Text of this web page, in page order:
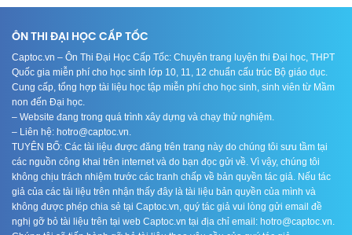
ÔN THI ĐẠI HỌC CẤP TỐC
Captoc.vn – Ôn Thi Đại Học Cấp Tốc: Chuyên trang luyện thi Đại học, THPT
Quốc gia miễn phí cho học sinh lớp 10, 11, 12 chuẩn cấu trúc Bộ giáo dục.
Cung cấp, tổng hợp tài liệu học tập miễn phí cho học sinh, sinh viên từ Mầm
non đến Đại học.
– Website đang trong quá trình xây dựng và chạy thử nghiệm.
– Liên hệ: hotro@captoc.vn.
TUYÊN BỐ: Các tài liệu được đăng trên trang này do chúng tôi sưu tầm tại
các nguồn công khai trên internet và do bạn đọc gửi về. Vì vậy, chúng tôi
không chịu trách nhiệm trước các tranh chấp về bản quyền tác giả. Nếu tác
giả của các tài liệu trên nhận thấy đây là tài liệu bản quyền của mình và
không được phép chia sẻ tại Captoc.vn, quý tác giả vui lòng gửi email đề
nghị gỡ bỏ tài liệu trên tại web Captoc.vn tại địa chỉ email: hotro@captoc.vn.